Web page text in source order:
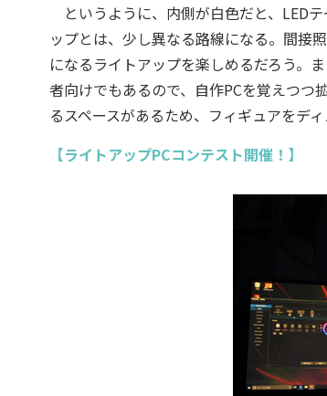
というように、内側が白色だと、LED
ップとは、少し異なる路線になる。間接
になるライトアップを楽しめるだろう。
者向けでもあるので、自作PCを覚えつつ
るスペースがあるため、フィギュアをデ
【ライトアップPCコンテスト開催！】